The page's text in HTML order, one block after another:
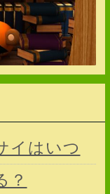
イはいつ
？